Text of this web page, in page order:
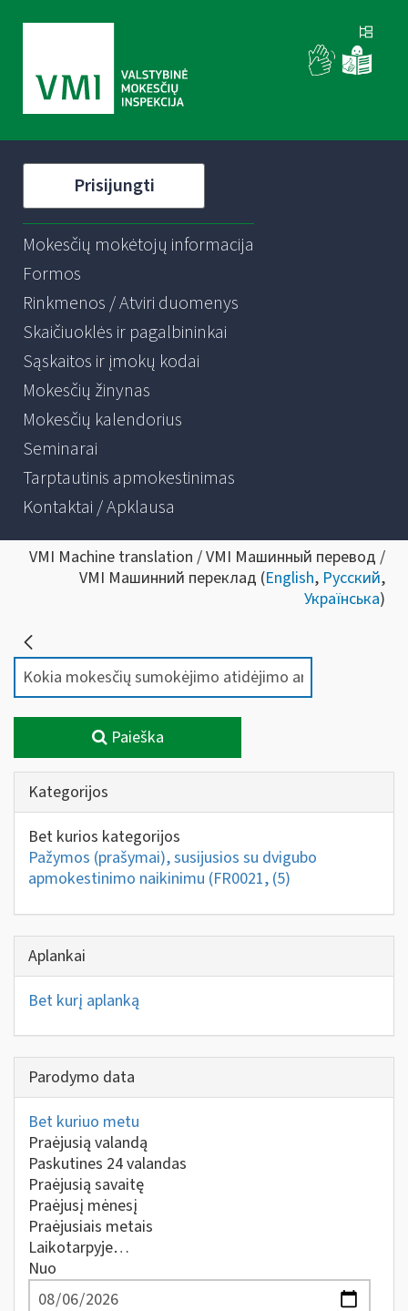
Prisijungti
Mokesčių mokėtojų informacija
Formos
Rinkmenos / Atviri duomenys
Skaičiuoklės ir pagalbininkai
Sąskaitos ir įmokų kodai
Mokesčių žinynas
Mokesčių kalendorius
Seminarai
Tarptautinis apmokestinimas
Kontaktai / Apklausa
VMI Machine translation / VMI Машинный перевод /
VMI Машинний переклад (English, Русский,
Українська)
Paieška
Kategorijos
Bet kurios kategorijos
Pažymos (prašymai), susijusios su dvigubo
apmokestinimo naikinimu (FR0021, (5)
Aplankai
Bet kurį aplanką
Parodymo data
Bet kuriuo metu
Praėjusią valandą
Paskutines 24 valandas
Praėjusią savaitę
Praėjusį mėnesį
Praėjusiais metais
Laikotarpyje…
Nuo